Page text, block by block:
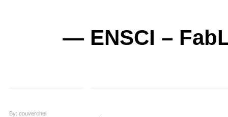
— ENSCI –
By: couverchel